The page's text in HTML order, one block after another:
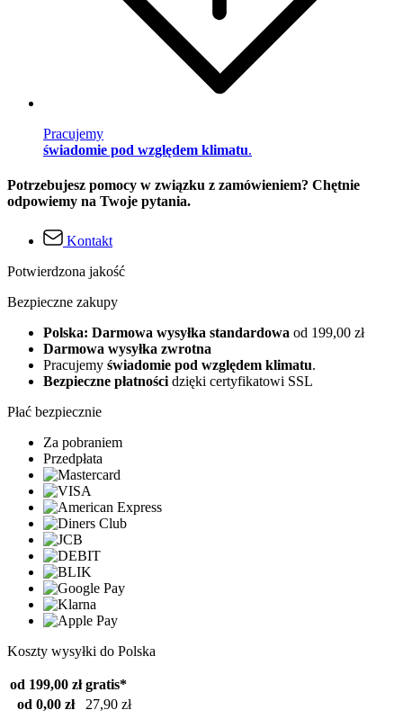
Pracujemy
świadomie pod względem klimatu.
Potrzebujesz pomocy w związku z zamówieniem? Chętnie
odpowiemy na Twoje pytania.
Kontakt
Potwierdzona jakość
Bezpieczne zakupy
Polska: Darmowa wysyłka standardowa od 199,00 zł
Darmowa wysyłka zwrotna
Pracujemy świadomie pod względem klimatu.
Bezpieczne płatności dzięki certyfikatowi SSL
Płać bezpiecznie
Za pobraniem
Przedpłata
Koszty wysyłki do Polska
od 199,00 zł gratis*
od 0,00 zł
27,90 zł